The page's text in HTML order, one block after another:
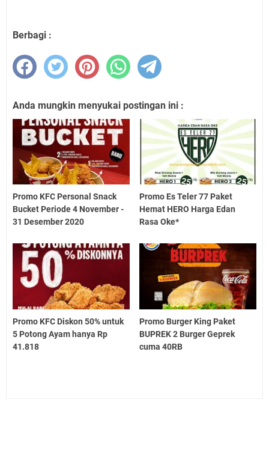
Berbagi :
Anda mungkin menyukai postingan ini :
Promo KFC Personal Snack
Bucket Periode 4 November -
31 Desember 2020
Promo Es Teler 77 Paket
Hemat HERO Harga Edan
Rasa Oke*
Promo KFC Diskon 50% untuk
5 Potong Ayam hanya Rp
41.818
Promo Burger King Paket
BUPREK 2 Burger Geprek
cuma 40RB